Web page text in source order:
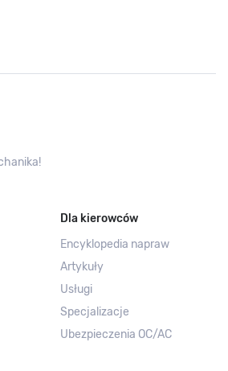
Dla kierowców
Encyklopedia napraw
Artykuły
Usługi
Specjalizacje
Ubezpieczenia OC/AC